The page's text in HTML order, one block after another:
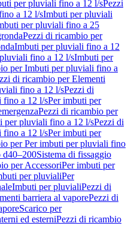
per pluviali fino a 12 l/sPezzi
a 12 l/sImbuti per pluviali
per pluviali fino a 25
Pezzi di ricambio per
Imbuti per pluviali fino a 12
fino a 12 l/sImbuti per
per Imbuti per pluviali fino a
di ricambio per Elementi
fino a 12 l/sPezzi di
fino a 12 l/sPer imbuti per
Pezzi di ricambio per
per pluviali fino a 12 l/sPezzi di
fino a 12 l/sPer imbuti per
per Per imbuti per pluviali fino
d40–200Sistema di fissaggio
per AccessoriPer imbuti per
per pluvialiPer
Imbuti per pluvialiPezzi di
barriera al vaporePezzi di
Scarico per
ed esterniPezzi di ricambio